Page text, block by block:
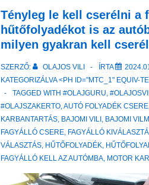
autódba
való
fagyálló
Tényleg le kell cserélni a
hűtőfolyadékot is az
milyen gyakran kell
SZERZŐ: OLAJOS VILI ÍRTA
KATEGORIZÁLVA <PH ID="MTC_1" EQUIV-
TAGGED WITH #OLAJGURU,
#OLAJSZAKERTO,AUTÓ FOLYADÉK CSERE
KARBANTARTÁS, BAJOMI VILI , BAJOMI
FAGYÁLLÓ CSERE, FAGYÁLLÓ
VÁLASZTÁS, HŰTŐFOLYADÉK,
FAGYÁLLÓ KELL AZ AUTÓMBA, MOTOR